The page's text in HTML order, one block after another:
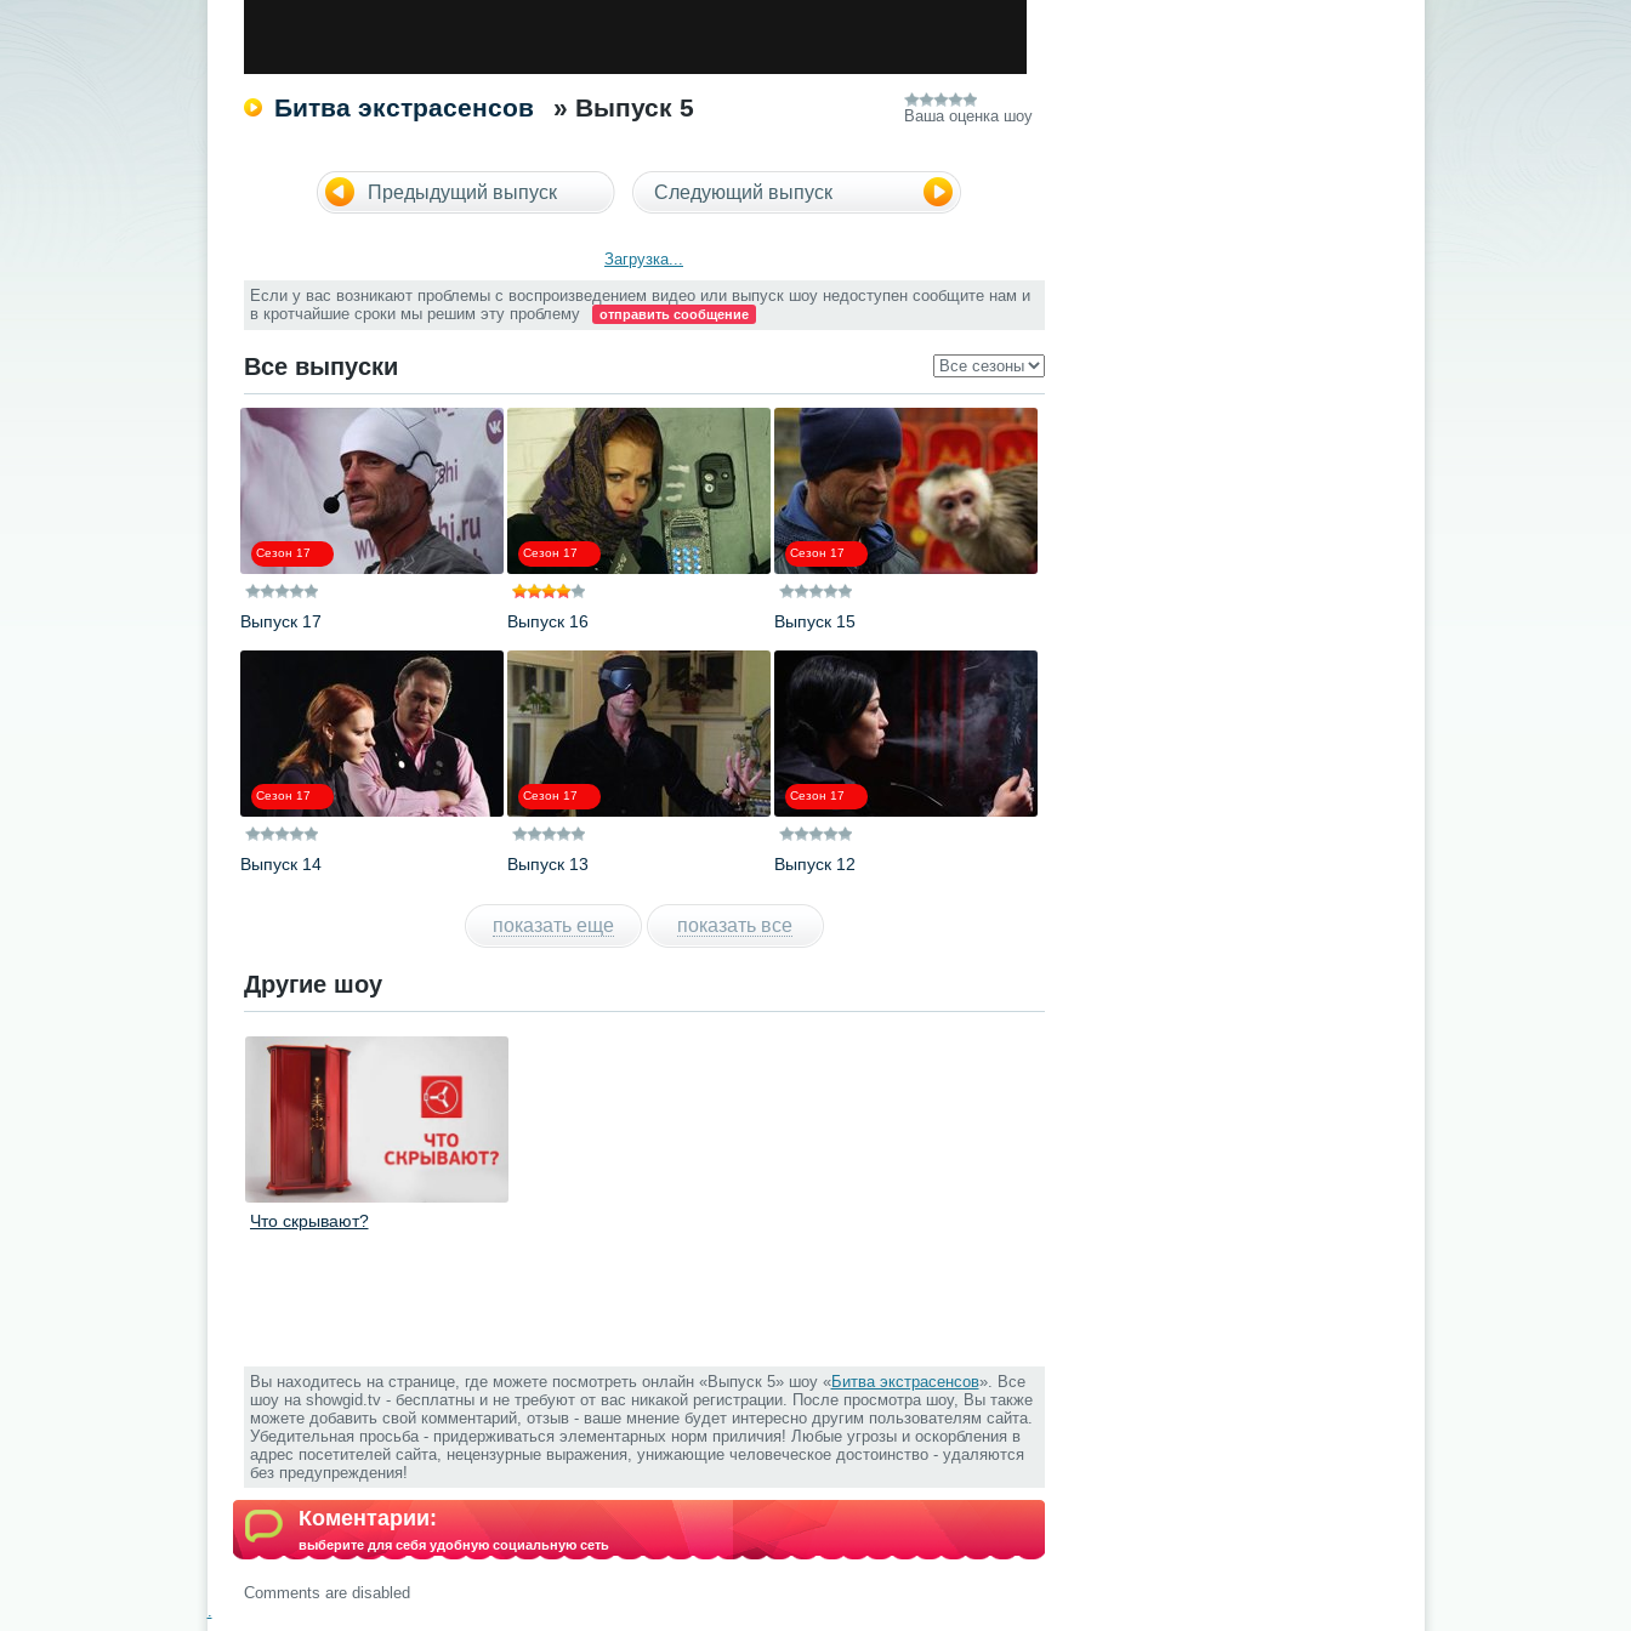
Битва экстрасенсов » Выпуск 5 Ваша оценка шоу
Предыдущий выпуск Следующий выпуск
Загрузка...
Если у вас возникают проблемы с воспроизведением видео или выпуск шоу недоступен сообщите нам и
в кротчайшие сроки мы решим эту проблему
отправить сообщение
Все выпуски
Сезон 17
Выпуск 17
Сезон 17
Выпуск 16
Сезон 17
Выпуск 15
Сезон 17
Выпуск 14
Сезон 17
Выпуск 13
Сезон 17
Выпуск 12
показать еще показать все
Другие шоу
Что скрывают?
Вы находитесь на странице, где можете посмотреть онлайн «Выпуск 5» шоу «Битва экстрасенсов». Все
шоу на showgid.tv - бесплатны и не требуют от вас никакой регистрации. После просмотра шоу, Вы также
можете добавить свой комментарий, отзыв - ваше мнение будет интересно другим пользователям сайта.
Убедительная просьба - придерживаться элементарных норм приличия! Любые угрозы и оскорбления в
адрес посетителей сайта, нецензурные выражения, унижающие человеческое достоинство - удаляются
без предупреждения!
Коментарии:
выберите для себя удобную социальную сеть
Comments are disabled
.